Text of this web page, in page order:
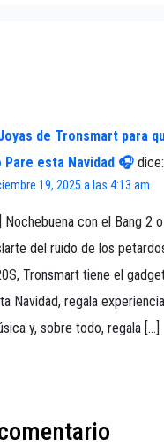
de Tronsmart para
Pare esta Navidad 🎧 dice:
19, 2025 a las 4:13 am
Nochebuena con el Bang 2
del ruido de los
Tronsmart tiene el
Navidad, regala
y, sobre todo, regala […]